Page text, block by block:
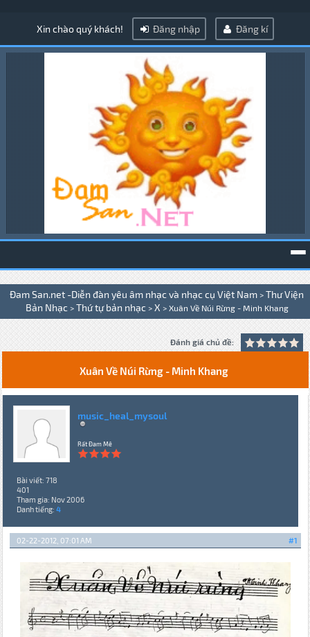
Xin chào quý khách! Đăng nhập Đăng kí
Đam San.net -Diễn đàn yêu âm nhạc và nhạc cụ Việt Nam > Thư Viện
Bản Nhạc > Thứ tự bản nhạc > X > Xuân Về Núi Rừng - Minh Khang
Đánh giá chủ đề:
Xuân Về Núi Rừng - Minh Khang
music_heal_mysoul
Rất Đam Mê
Bài viết: 718
401
Tham gia: Nov 2006
Danh tiếng: 4
#1
02-22-2012, 07:01 AM